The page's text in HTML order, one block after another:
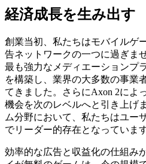
経済成長を生み出す
創業当初、私たちはモバイルゲ
告ネットワークの一つに過ぎま
最も強力なメディエーションプ
を構築し、業界の大多数の事業
てきました。さらにAxon 2によ
機会を次のレベルへと引き上げ
ム分野において、私たちはユー
でリーダー的存在となっています
効率的な広告と収益化の仕組み